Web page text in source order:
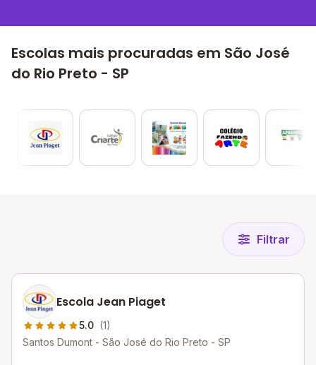
Escolas mais procuradas em São José
do Rio Preto - SP
Filtrar
Escola Jean Piaget
5.0 (1)
Santos Dumont - São José do Rio Preto - SP